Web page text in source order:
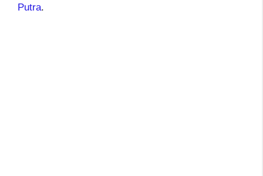
Putra.